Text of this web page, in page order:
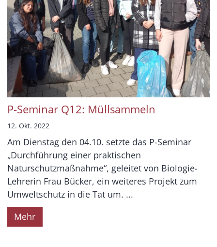
P-Seminar Q12: Müllsammeln
12. Okt. 2022
Am Dienstag den 04.10. setzte das P-Seminar
„Durchführung einer praktischen
Naturschutzmaßnahme“, geleitet von Biologie-
Lehrerin Frau Bücker, ein weiteres Projekt zum
Umweltschutz in die Tat um. ...
Mehr